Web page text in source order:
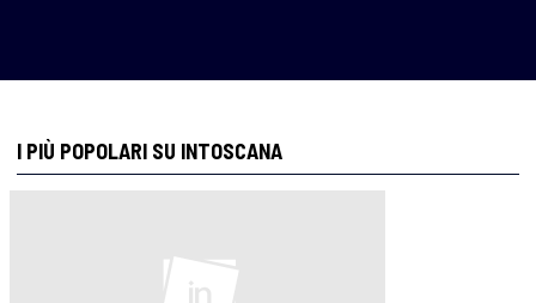
I PIÙ POPOLARI SU INTOSCANA